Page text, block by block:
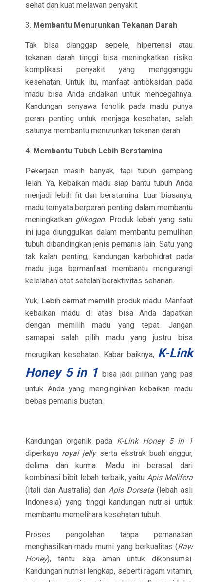
sehat dan kuat melawan penyakit.
3. Membantu Menurunkan Tekanan Darah
Tak bisa dianggap sepele, hipertensi atau
tekanan darah tinggi bisa meningkatkan risiko
komplikasi penyakit yang mengganggu
kesehatan. Untuk itu, manfaat antioksidan pada
madu bisa Anda andalkan untuk mencegahnya.
Kandungan senyawa fenolik pada madu punya
peran penting untuk menjaga kesehatan, salah
satunya membantu menurunkan tekanan darah.
4. Membantu Tubuh Lebih Berstamina
Pekerjaan masih banyak, tapi tubuh gampang
lelah. Ya, kebaikan madu siap bantu tubuh Anda
menjadi lebih fit dan berstamina. Luar biasanya,
madu ternyata berperan penting dalam membantu
meningkatkan glikogen. Produk lebah yang satu
ini juga diunggulkan dalam membantu pemulihan
tubuh dibandingkan jenis pemanis lain. Satu yang
tak kalah penting, kandungan karbohidrat pada
madu juga bermanfaat membantu mengurangi
kelelahan otot setelah beraktivitas seharian.
Yuk, Lebih cermat memilih produk madu. Manfaat
kebaikan madu di atas bisa Anda dapatkan
dengan memilih madu yang tepat. Jangan
samapai salah pilih madu yang justru bisa
merugikan kesehatan. Kabar baiknya, K-Link
Honey 5 in 1 bisa jadi pilihan yang pas
untuk Anda yang menginginkan kebaikan madu
bebas pemanis buatan.
Kandungan organik pada K-Link Honey 5 in 1
diperkaya royal jellyserta ekstrak buah anggur,
delima dan kurma. Madu ini berasal dari
kombinasi bibit lebah terbaik, yaitu Apis Melifera
(Itali dan Australia) dan Apis Dorsata(lebah asli
Indonesia) yang tinggi kandungan nutrisi untuk
membantu memelihara kesehatan tubuh.
Proses pengolahan tanpa pemanasan
menghasilkan madu murni yang berkualitas (Raw
Honey), tentu saja aman untuk dikonsumsi.
Kandungan nutrisi lengkap, seperti ragam vitamin,